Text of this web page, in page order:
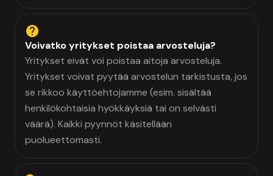
Voivatko yritykset poistaa arvosteluja?
Yritykset eivät voi poistaa aitoja arvosteluja.
Yritykset voivat pyytää arvostelun tarkistusta, jos
se rikkoo käyttöehtojamme (esim. sisältää
henkilökohtaisia hyökkäyksiä tai on selvästi
väärä). Kaikki pyynnöt käsitellään
puolueettomasti.